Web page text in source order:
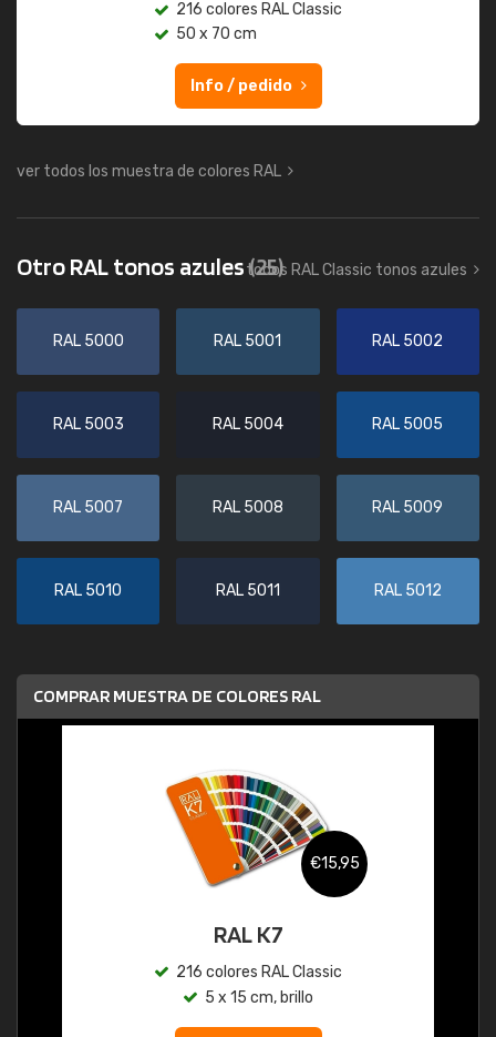
216 colores RAL Classic
50 x 70 cm
Info / pedido
ver todos los muestra de colores RAL
Otro RAL tonos azules(25)
todos RAL Classic tonos azules
RAL 5000 RAL 5001 RAL 5002
RAL 5003 RAL 5004 RAL 5005
RAL 5007 RAL 5008 RAL 5009
RAL 5010 RAL 5011 RAL 5012
COMPRAR MUESTRA DE COLORES RAL
€15,95
RAL K7
216 colores RAL Classic
5 x 15 cm, brillo